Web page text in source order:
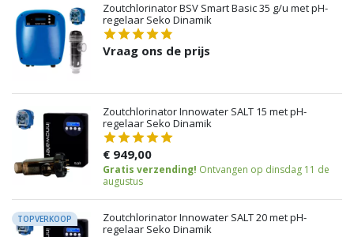
Zoutchlorinator BSV Smart Basic 35 g/u met pH-
regelaar Seko Dinamik
Vraag ons de prijs
Zoutchlorinator Innowater SALT 15 met pH-
regelaar Seko Dinamik
€ 949,00
Gratis verzending! Ontvangen op dinsdag 11 de
augustus
TOPVERKOOP
Zoutchlorinator Innowater SALT 20 met pH-
regelaar Seko Dinamik